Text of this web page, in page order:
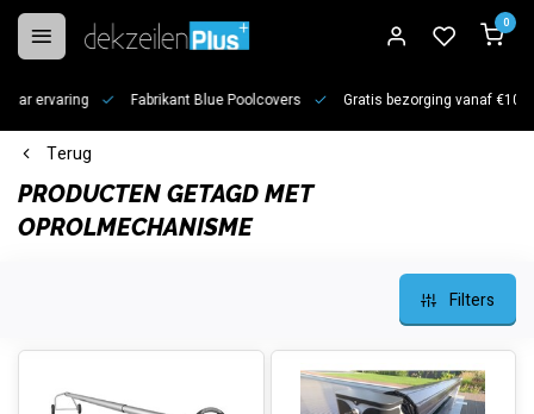
0
jaar ervaring Fabrikant Blue Poolcovers Gratis bezorging vanaf €100*
Terug
PRODUCTEN GETAGD MET
OPROLMECHANISME
Filters